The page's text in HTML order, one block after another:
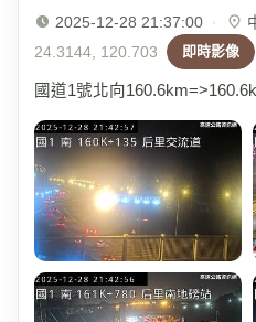
2025-12-28 21:37:00 ·
24.3144, 120.703
即時影像
國道1號北向